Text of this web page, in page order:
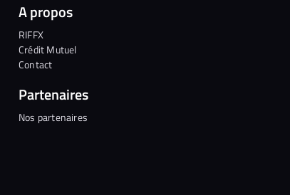
A propos
RIFFX
Crédit Mutuel
Contact
Partenaires
Nos partenaires